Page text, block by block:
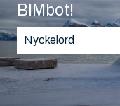
BIMbot!
Det finns inga